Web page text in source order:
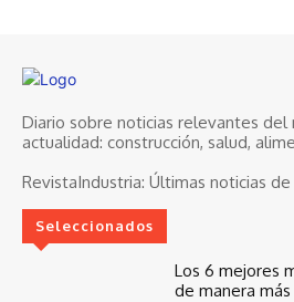
Diario sobre noticias relevantes
actualidad: construcción, salud,
RevistaIndustria: Últimas noticias
Seleccionados
Los 6 mejores
de manera